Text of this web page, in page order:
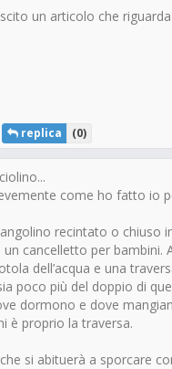
un articolo che
replica (0)
come ho fatto io
recintato o chiuso
un cancelletto per bambini.
dell’acqua e una
poco più del doppio di
dormono e dove
è proprio la traversa.
si abituerà a sporcare